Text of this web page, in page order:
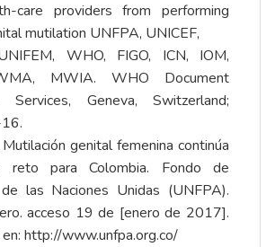
care providers from performing
mutilation UNFPA, UNICEF,
WHO, FIGO, ICN, IOM,
MWIA. WHO Document
Services, Geneva, Switzerland;
genital femenina continúa
reto para Colombia. Fondo de
las Naciones Unidas (UNFPA).
acceso 19 de [enero de 2017].
http://www.unfpa.org.co/